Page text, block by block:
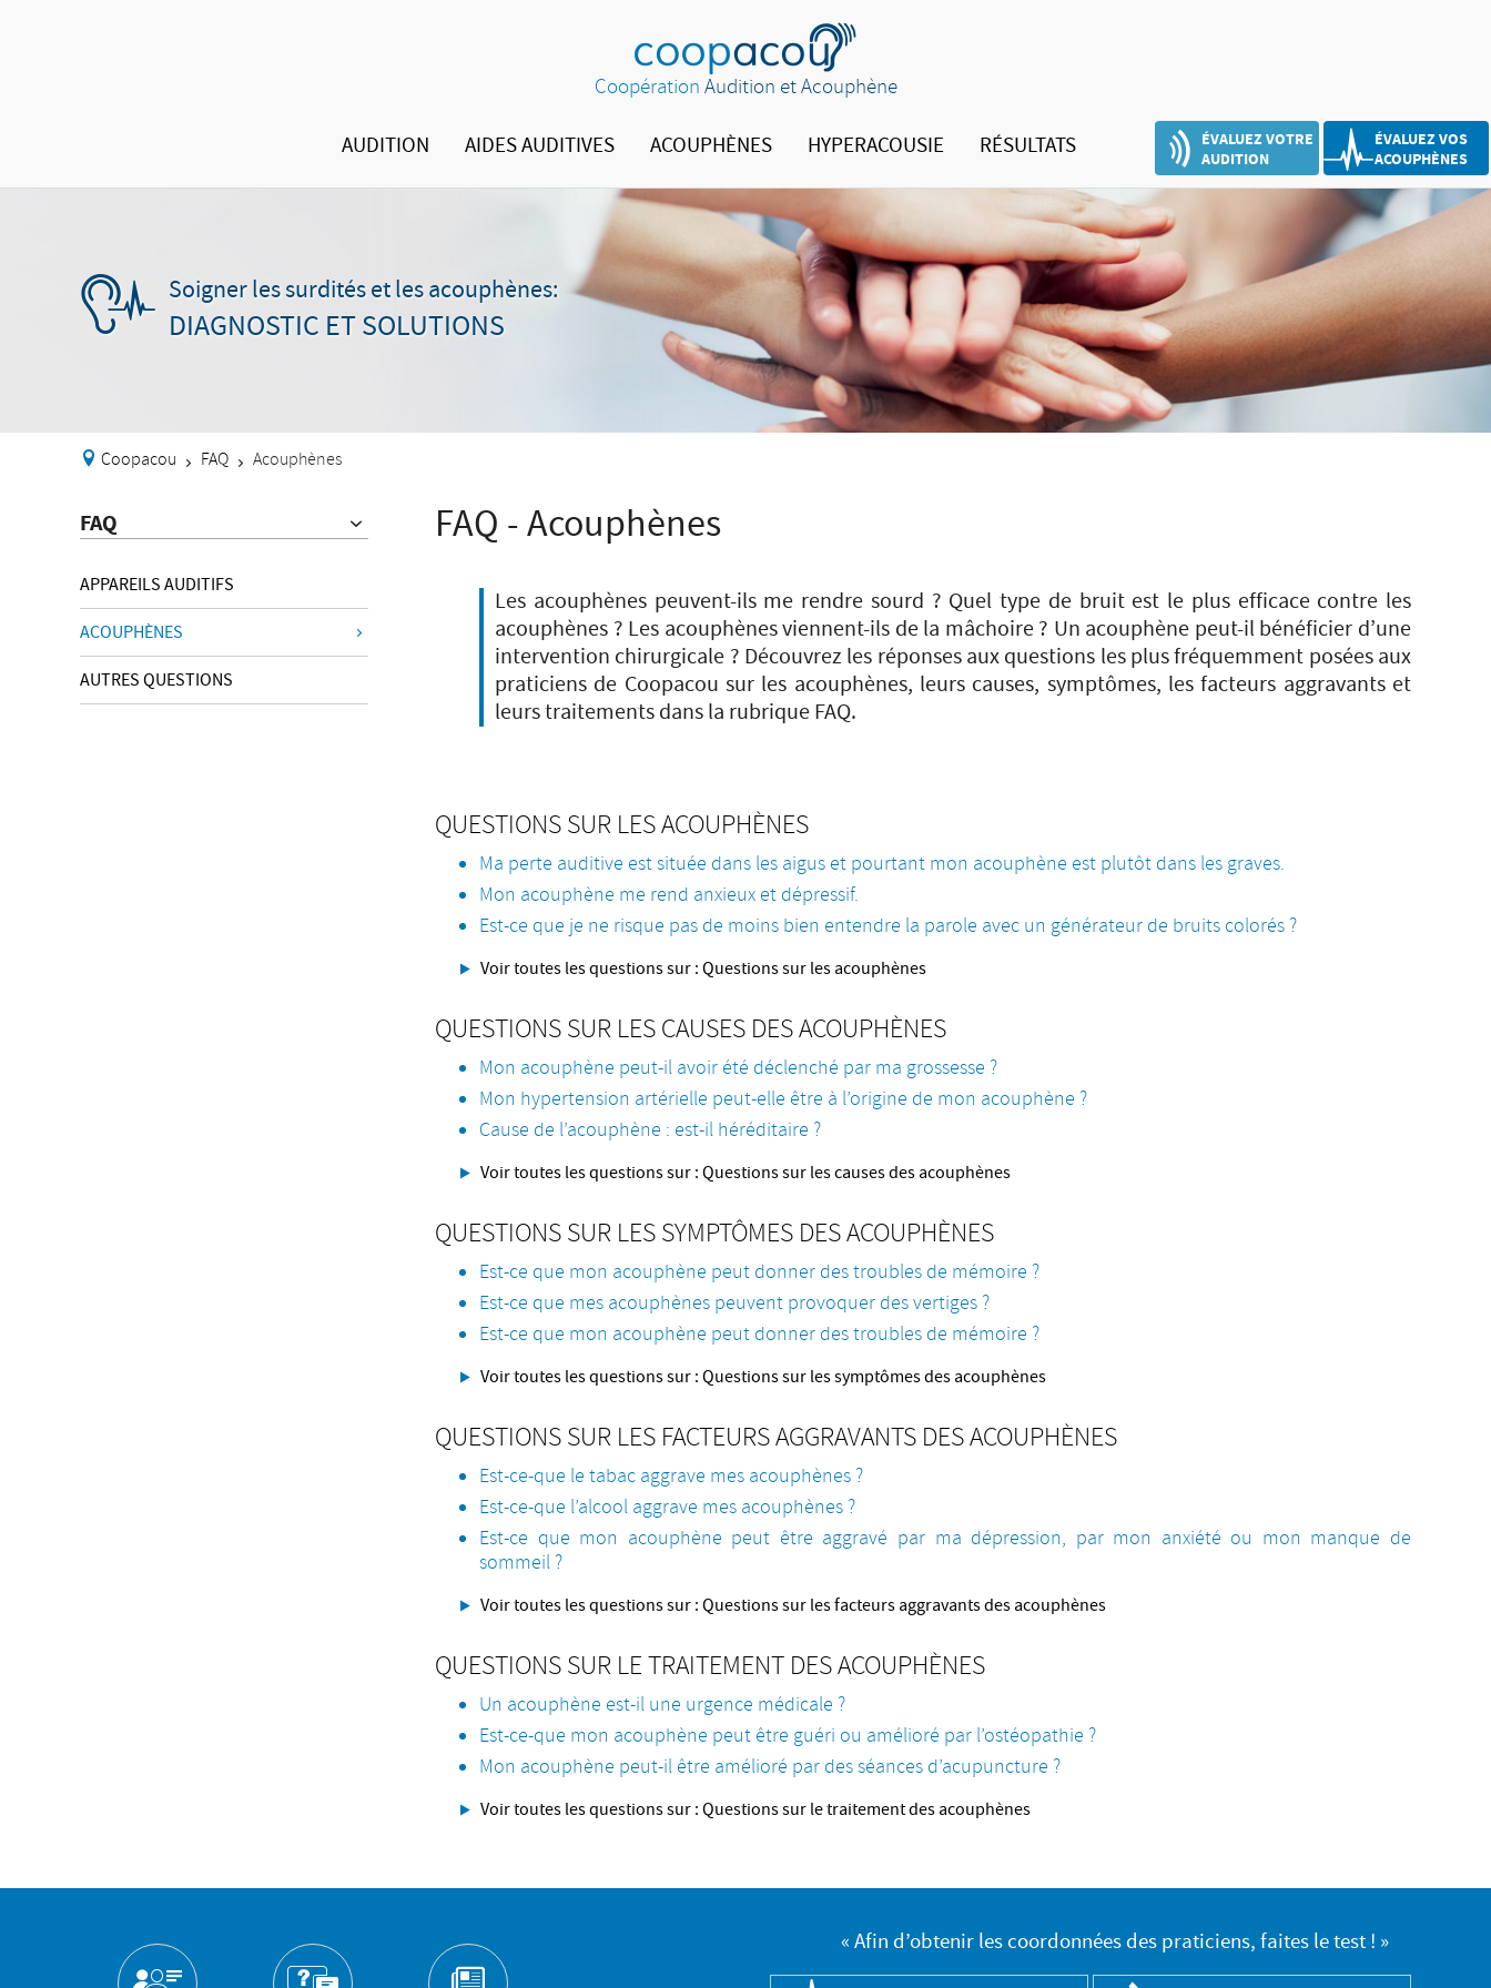
CoopérationAudition et Acouphène
AUDITION AIDES AUDITIVES ACOUPHÈNES HYPERACOUSIE RÉSULTATS
ÉVALUEZ VOTRE
AUDITION
ÉVALUEZ VOS
ACOUPHÈNES
Soigner les surdités et les acouphènes:
DIAGNOSTIC ET SOLUTIONS
Coopacou > FAQ > Acouphènes
FAQ
APPAREILS AUDITIFS
ACOUPHÈNES
AUTRES QUESTIONS
FAQ - Acouphènes
Les acouphènes peuvent-ils me rendre sourd ? Quel type de bruit est le plus efficace contre les
acouphènes ? Les acouphènes viennent-ils de la mâchoire ? Un acouphène peut-il bénéficier d’une
intervention chirurgicale ? Découvrez les réponses aux questions les plus fréquemment posées aux
praticiens de Coopacou sur les acouphènes, leurs causes, symptômes, les facteurs aggravants et
leurs traitements dans la rubrique FAQ.
QUESTIONS SUR LES ACOUPHÈNES
Ma perte auditive est située dans les aigus et pourtant mon acouphène est plutôt dans les graves.
Mon acouphène me rend anxieux et dépressif.
Est-ce que je ne risque pas de moins bien entendre la parole avec un générateur de bruits colorés ?
Voir toutes les questions sur : Questions sur les acouphènes
QUESTIONS SUR LES CAUSES DES ACOUPHÈNES
Mon acouphène peut-il avoir été déclenché par ma grossesse ?
Mon hypertension artérielle peut-elle être à l’origine de mon acouphène ?
Cause de l’acouphène : est-il héréditaire ?
Voir toutes les questions sur : Questions sur les causes des acouphènes
QUESTIONS SUR LES SYMPTÔMES DES ACOUPHÈNES
Est-ce que mon acouphène peut donner des troubles de mémoire ?
Est-ce que mes acouphènes peuvent provoquer des vertiges ?
Est-ce que mon acouphène peut donner des troubles de mémoire ?
Voir toutes les questions sur : Questions sur les symptômes des acouphènes
QUESTIONS SUR LES FACTEURS AGGRAVANTS DES ACOUPHÈNES
Est-ce-que le tabac aggrave mes acouphènes ?
Est-ce-que l’alcool aggrave mes acouphènes ?
Est-ce que mon acouphène peut être aggravé par ma dépression, par mon anxiété ou mon manque de
sommeil ?
Voir toutes les questions sur : Questions sur les facteurs aggravants des acouphènes
QUESTIONS SUR LE TRAITEMENT DES ACOUPHÈNES
Un acouphène est-il une urgence médicale ?
Est-ce-que mon acouphène peut être guéri ou amélioré par l’ostéopathie ?
Mon acouphène peut-il être amélioré par des séances d’acupuncture ?
Voir toutes les questions sur : Questions sur le traitement des acouphènes
« Afin d’obtenir les coordonnées des praticiens, faites le test ! »